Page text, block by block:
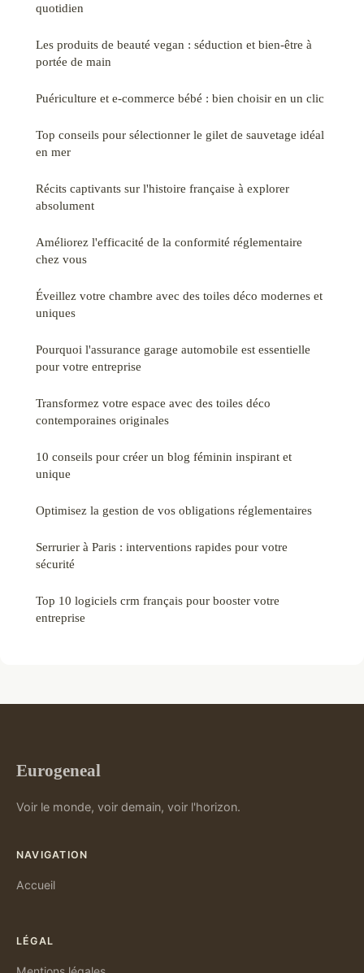
quotidien
Les produits de beauté vegan : séduction et bien-être à
portée de main
Puériculture et e-commerce bébé : bien choisir en un clic
Top conseils pour sélectionner le gilet de sauvetage idéal
en mer
Récits captivants sur l'histoire française à explorer
absolument
Améliorez l'efficacité de la conformité réglementaire
chez vous
Éveillez votre chambre avec des toiles déco modernes et
uniques
Pourquoi l'assurance garage automobile est essentielle
pour votre entreprise
Transformez votre espace avec des toiles déco
contemporaines originales
10 conseils pour créer un blog féminin inspirant et
unique
Optimisez la gestion de vos obligations réglementaires
Serrurier à Paris : interventions rapides pour votre
sécurité
Top 10 logiciels crm français pour booster votre
entreprise
Eurogeneal
Voir le monde, voir demain, voir l'horizon.
NAVIGATION
Accueil
LÉGAL